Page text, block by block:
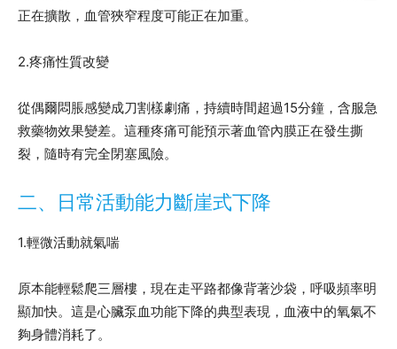
正在擴散，血管狹窄程度可能正在加重。
2.疼痛性質改變
從偶爾悶脹感變成刀割樣劇痛，持續時間超過15分鐘，含服急
救藥物效果變差。這種疼痛可能預示著血管內膜正在發生撕
裂，隨時有完全閉塞風險。
二、日常活動能力斷崖式下降
1.輕微活動就氣喘
原本能輕鬆爬三層樓，現在走平路都像背著沙袋，呼吸頻率明
顯加快。這是心臟泵血功能下降的典型表現，血液中的氧氣不
夠身體消耗了。